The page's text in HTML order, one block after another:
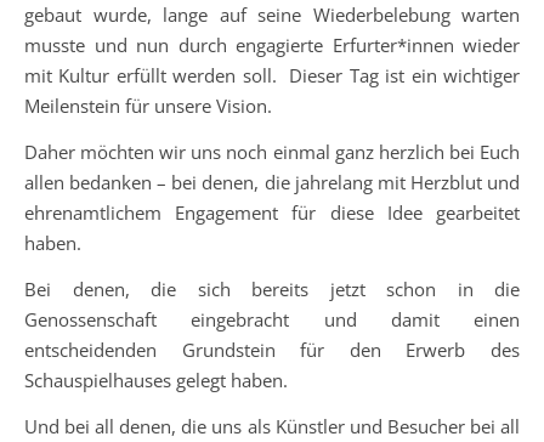
gebaut wurde, lange auf seine Wiederbelebung warten
musste und nun durch engagierte Erfurter*innen wieder
mit Kultur erfüllt werden soll. Dieser Tag ist ein wichtiger
Meilenstein für unsere Vision.
Daher möchten wir uns noch einmal ganz herzlich bei Euch
allen bedanken – bei denen, die jahrelang mit Herzblut und
ehrenamtlichem Engagement für diese Idee gearbeitet
haben.
Bei denen, die sich bereits jetzt schon in die
Genossenschaft eingebracht und damit einen
entscheidenden Grundstein für den Erwerb des
Schauspielhauses gelegt haben.
Und bei all denen, die uns als Künstler und Besucher bei all